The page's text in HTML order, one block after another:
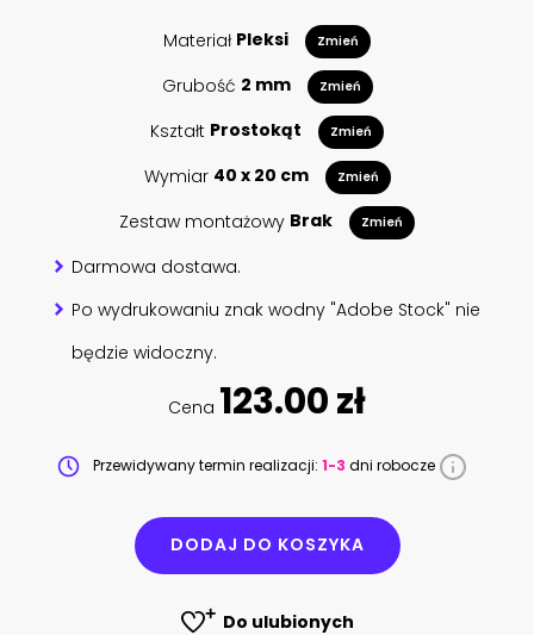
Materiał Pleksi Zmień
Grubość 2 mm Zmień
Kształt Prostokąt Zmień
Wymiar 40 x 20 cm Zmień
Zestaw montażowy Brak Zmień
Darmowa dostawa.
Po wydrukowaniu znak wodny "Adobe Stock" nie
będzie widoczny.
Cena 123.00 zł
Przewidywany termin realizacji: 1-3 dni robocze
DODAJ DO KOSZYKA
Do ulubionych